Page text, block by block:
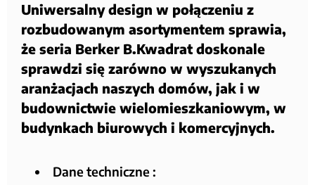
Uniwersalny design w połączeniu z
rozbudowanym asortymentem sprawia,
że seria Berker B.Kwadrat doskonale
sprawdzi się zarówno w wyszukanych
aranżacjach naszych domów, jak i w
budownictwie wielomieszkaniowym, w
budynkach biurowych i komercyjnych.
Dane techniczne :